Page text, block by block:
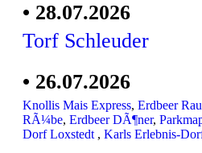
• 28.07.2026
Torf Schleuder
• 26.07.2026
Knollis Mais Express, Erdbeer
RÃ¼be, Erdbeer DÃ¶ner,
Dorf Loxstedt , Karls Erlebnis-